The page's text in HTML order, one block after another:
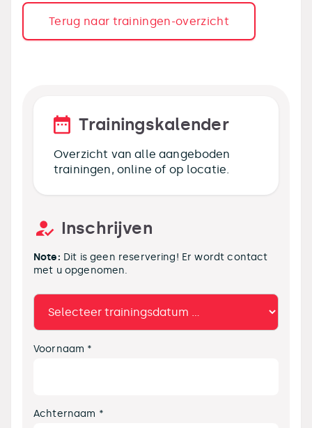
Terug naar trainingen-overzicht
Trainingskalender
Overzicht van alle aangeboden
trainingen, online of op locatie.
Inschrijven
Note: Dit is geen reservering! Er wordt contact
met u opgenomen.
Voornaam *
Achternaam *